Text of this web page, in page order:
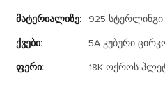
Მატერიალიზე: 925
Ქვები: 5A კუბური
Ფერი: 18K ოქროს